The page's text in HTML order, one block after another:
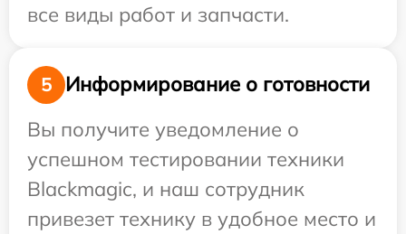
все виды работ и запчасти.
5
Информирование о готовности
Вы получите уведомление о
успешном тестировании техники
Blackmagic, и наш сотрудник
привезет технику в удобное место и